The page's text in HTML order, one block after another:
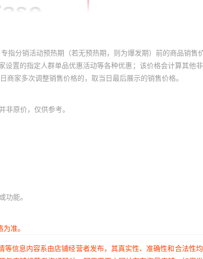
指分销活动预热期（若无预热期，则为爆发期）前的商品销售
置的指定人群单品优惠活动等各种优惠；该价格会计算其他
家多次调整销售价格的，取当日最后展示的销售价格。
原价，仅供参考。
功能。
准。
信息内容系由店铺经营者发布，其真实性、准确性和合法性